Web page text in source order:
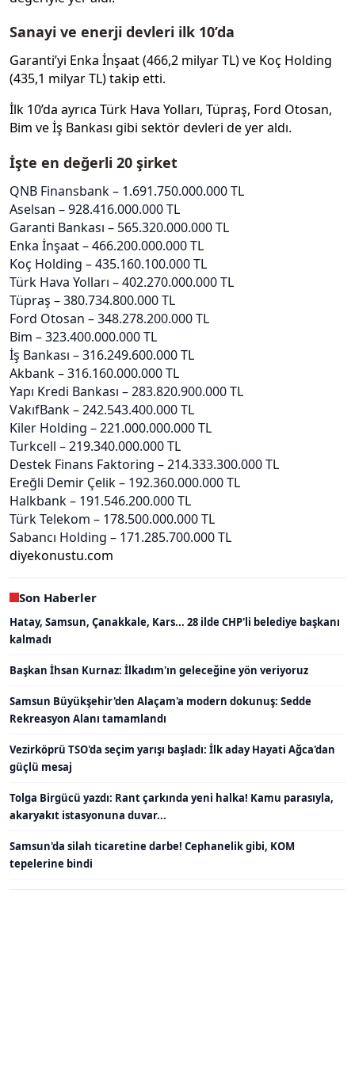
Sanayi ve enerji devleri ilk 10’da
Garanti’yi Enka İnşaat (466,2 milyar TL) ve Koç Holding
(435,1 milyar TL) takip etti.
İlk 10’da ayrıca Türk Hava Yolları, Tüpraş, Ford Otosan,
Bim ve İş Bankası gibi sektör devleri de yer aldı.
İşte en değerli 20 şirket
QNB Finansbank – 1.691.750.000.000 TL
Aselsan – 928.416.000.000 TL
Garanti Bankası – 565.320.000.000 TL
Enka İnşaat – 466.200.000.000 TL
Koç Holding – 435.160.100.000 TL
Türk Hava Yolları – 402.270.000.000 TL
Tüpraş – 380.734.800.000 TL
Ford Otosan – 348.278.200.000 TL
Bim – 323.400.000.000 TL
İş Bankası – 316.249.600.000 TL
Akbank – 316.160.000.000 TL
Yapı Kredi Bankası – 283.820.900.000 TL
VakıfBank – 242.543.400.000 TL
Kiler Holding – 221.000.000.000 TL
Turkcell – 219.340.000.000 TL
Destek Finans Faktoring – 214.333.300.000 TL
Ereğli Demir Çelik – 192.360.000.000 TL
Halkbank – 191.546.200.000 TL
Türk Telekom – 178.500.000.000 TL
Sabancı Holding – 171.285.700.000 TL
diyekonustu.com
Son Haberler
Hatay, Samsun, Çanakkale, Kars... 28 ilde CHP'li belediye başkanı
kalmadı
Başkan İhsan Kurnaz: İlkadım'ın geleceğine yön veriyoruz
Samsun Büyükşehir'den Alaçam'a modern dokunuş: Sedde
Rekreasyon Alanı tamamlandı
Vezirköprü TSO'da seçim yarışı başladı: İlk aday Hayati Ağca'dan
güçlü mesaj
Tolga Birgücü yazdı: Rant çarkında yeni halka! Kamu parasıyla,
akaryakıt istasyonuna duvar...
Samsun'da silah ticaretine darbe! Cephanelik gibi, KOM
tepelerine bindi